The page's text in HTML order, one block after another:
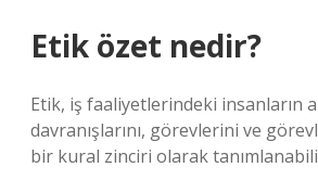
Etik özet nedir?
Etik, iş faaliyetlerindeki insanların
davranışlarını, görevlerini ve
bir kural zinciri olarak